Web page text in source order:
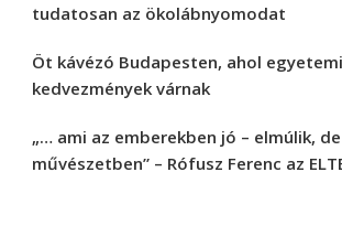
tudatosan az ökolábnyomodat
Öt kávézó Budapesten, ahol
kedvezmények várnak
„… ami az emberekben jó – elmúlik,
művészetben” – Rófusz Ferenc az